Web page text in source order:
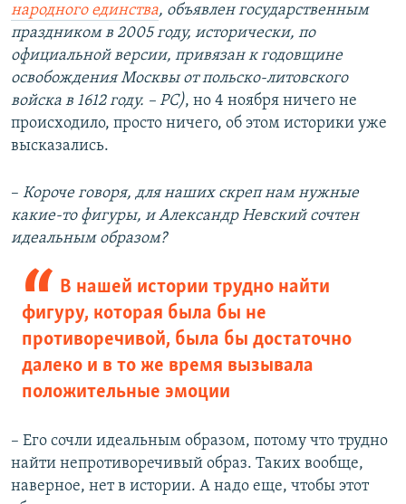
народного единства, объявлен государственным
праздником в 2005 году, исторически, по
официальной версии, привязан к годовщине
освобождения Москвы от польско-литовского
войска в 1612 году. – РС), но 4 ноября ничего не
происходило, просто ничего, об этом историки уже
высказались.
– Короче говоря, для наших скреп нам нужные
какие-то фигуры, и Александр Невский сочтен
идеальным образом?
В нашей истории трудно найти
фигуру, которая была бы не
противоречивой, была бы достаточно
далеко и в то же время вызывала
положительные эмоции
– Его сочли идеальным образом, потому что трудно
найти непротиворечивый образ. Таких вообще,
наверное, нет в истории. А надо еще, чтобы этот